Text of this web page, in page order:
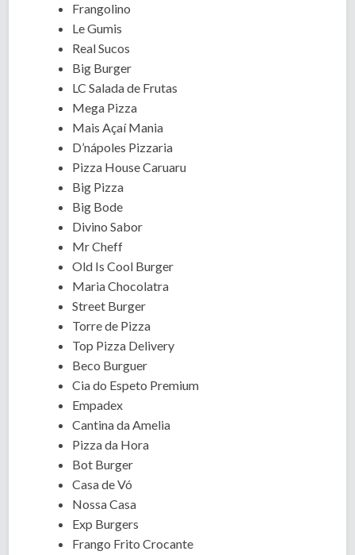
Frangolino
Le Gumis
Real Sucos
Big Burger
LC Salada de Frutas
Mega Pizza
Mais Açaí Mania
D’nápoles Pizzaria
Pizza House Caruaru
Big Pizza
Big Bode
Divino Sabor
Mr Cheff
Old Is Cool Burger
Maria Chocolatra
Street Burger
Torre de Pizza
Top Pizza Delivery
Beco Burguer
Cia do Espeto Premium
Empadex
Cantina da Amelia
Pizza da Hora
Bot Burger
Casa de Vó
Nossa Casa
Exp Burgers
Frango Frito Crocante